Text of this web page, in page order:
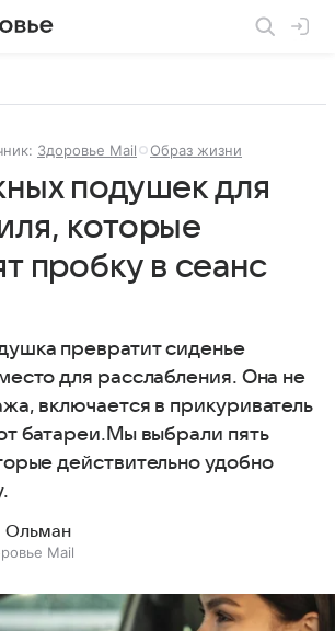
Здоровье Mail Образ жизни
подушек для
которые
пробку в сеанс
превратит сиденье
для расслабления. Она не
включается в прикуриватель
батареи.Мы выбрали пять
действительно удобно
Ольман
Mail